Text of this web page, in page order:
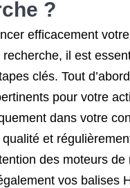
?
efficacement
recherche, il est
clés. Tout
pour votre
dans votre
et
des moteurs
vos balises